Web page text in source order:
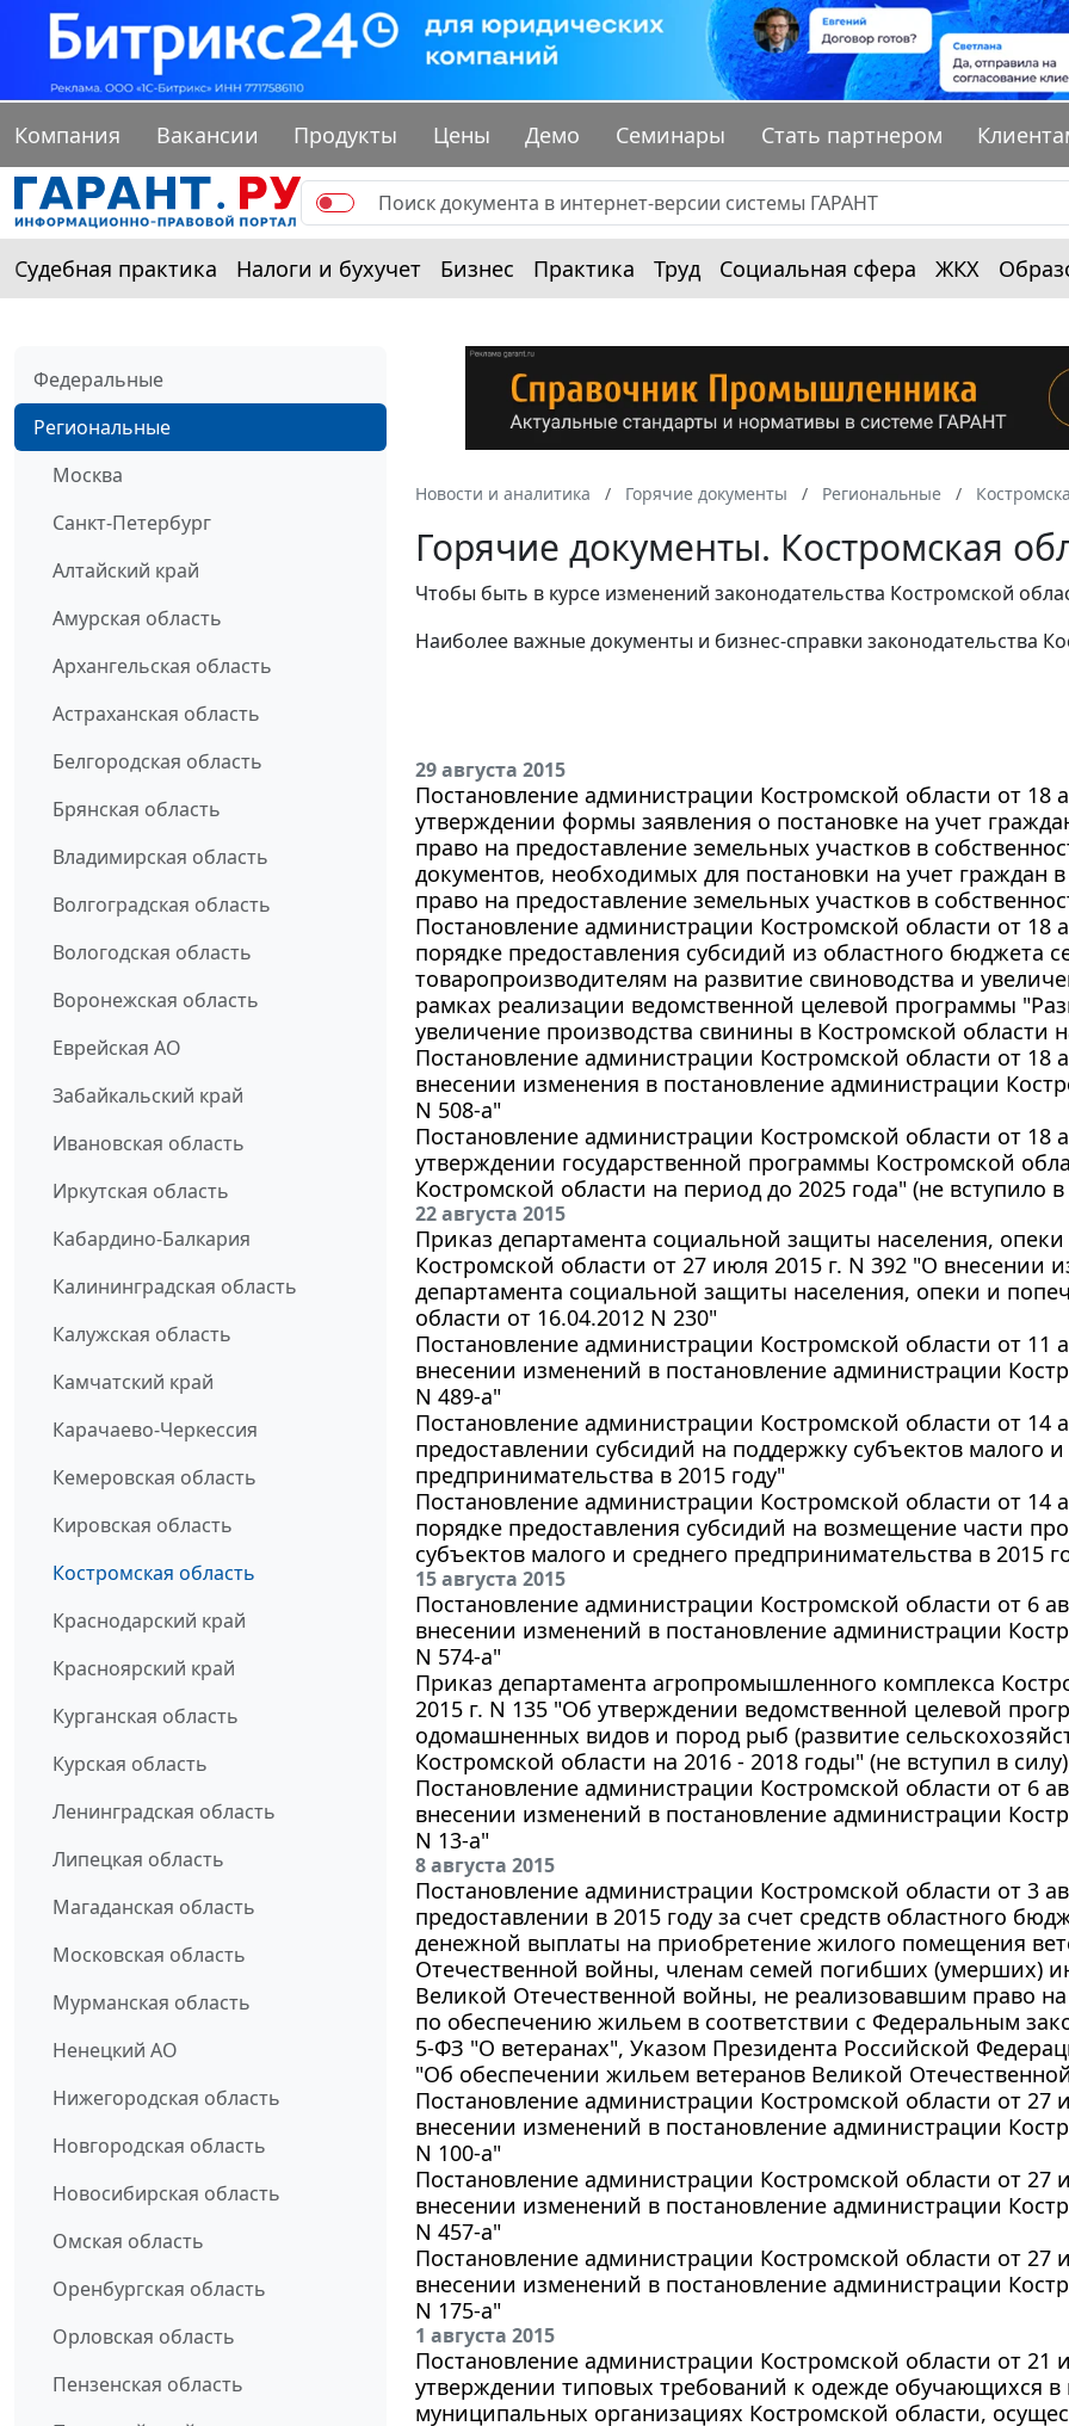
Компания Вакансии Продукты Цены Демо Семинары Стать партнером
Судебная практика Налоги и бухучет Бизнес Практика Труд Социальная сфера ЖКХ
Федеральные
Региональные
Москва
Санкт-Петербург
Алтайский край
Амурская область
Архангельская область
Астраханская область
Белгородская область
Брянская область
Владимирская область
Волгоградская область
Вологодская область
Воронежская область
Еврейская АО
Забайкальский край
Ивановская область
Иркутская область
Кабардино-Балкария
Калининградская область
Калужская область
Камчатский край
Карачаево-Черкессия
Кемеровская область
Кировская область
Костромская область
Краснодарский край
Красноярский край
Курганская область
Курская область
Ленинградская область
Липецкая область
Магаданская область
Московская область
Мурманская область
Ненецкий АО
Нижегородская область
Новгородская область
Новосибирская область
Омская область
Оренбургская область
Орловская область
Пензенская область
Новости и аналитика Горячие документы Региональные
Горячие документы. Костромская
Чтобы быть в курсе изменений законодательства Костромской
Наиболее важные документы и бизнес-справки законодательства
29 августа 2015
Постановление администрации Костромской области от 18
утверждении формы заявления о постановке на учет
право на предоставление земельных участков в
документов, необходимых для постановки на учет граждан
право на предоставление земельных участков в
Постановление администрации Костромской области от 18
порядке предоставления субсидий из областного бюджета
товаропроизводителям на развитие свиноводства и
рамках реализации ведомственной целевой программы
увеличение производства свинины в Костромской области
Постановление администрации Костромской области от 18
внесении изменения в постановление администрации
N 508-а"
Постановление администрации Костромской области от 18
утверждении государственной программы Костромской
Костромской области на период до 2025 года" (не вступило в
22 августа 2015
Приказ департамента социальной защиты населения, опеки
Костромской области от 27 июля 2015 г. N 392 "О внесении
департамента социальной защиты населения, опеки и
области от 16.04.2012 N 230"
Постановление администрации Костромской области от 11
внесении изменений в постановление администрации
N 489-а"
Постановление администрации Костромской области от 14
предоставлении субсидий на поддержку субъектов малого и
предпринимательства в 2015 году"
Постановление администрации Костромской области от 14
порядке предоставления субсидий на возмещение части
субъектов малого и среднего предпринимательства в 2015
15 августа 2015
Постановление администрации Костромской области от 6
внесении изменений в постановление администрации
N 574-а"
Приказ департамента агропромышленного комплекса
2015 г. N 135 "Об утверждении ведомственной целевой
одомашненных видов и пород рыб (развитие
Костромской области на 2016 - 2018 годы" (не вступил в силу)
Постановление администрации Костромской области от 6
внесении изменений в постановление администрации
N 13-а"
8 августа 2015
Постановление администрации Костромской области от 3
предоставлении в 2015 году за счет средств областного
денежной выплаты на приобретение жилого помещения
Отечественной войны, членам семей погибших (умерших)
Великой Отечественной войны, не реализовавшим право
по обеспечению жильем в соответствии с Федеральным
5-ФЗ "О ветеранах", Указом Президента Российской
"Об обеспечении жильем ветеранов Великой
Постановление администрации Костромской области от 27
внесении изменений в постановление администрации
N 100-а"
Постановление администрации Костромской области от 27
внесении изменений в постановление администрации
N 457-а"
Постановление администрации Костромской области от 27
внесении изменений в постановление администрации
N 175-а"
1 августа 2015
Постановление администрации Костромской области от 21
утверждении типовых требований к одежде обучающихся в
муниципальных организациях Костромской области,